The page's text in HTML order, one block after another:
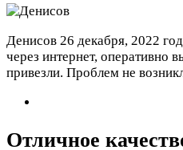
Денисов 26 декабря, 2022 год
через интернет, оперативно
привезли. Проблем не
Отличное